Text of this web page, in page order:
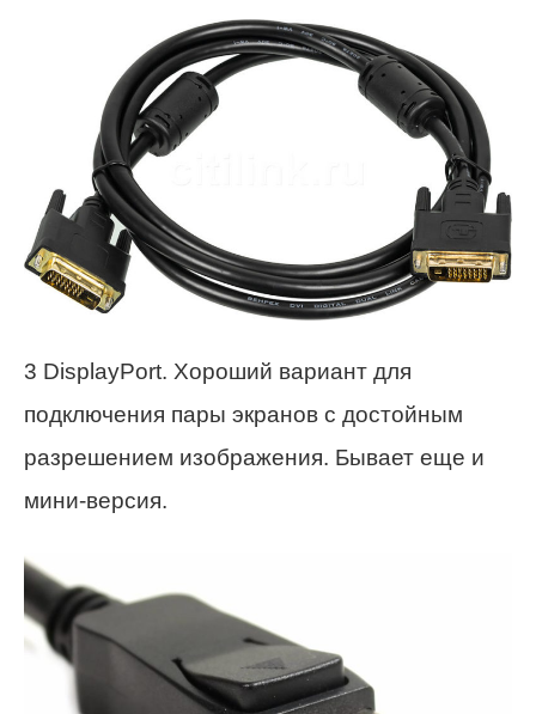
3 DisplayPort. Хороший вариант для
подключения пары экранов с достойным
разрешением изображения. Бывает еще и
мини-версия.